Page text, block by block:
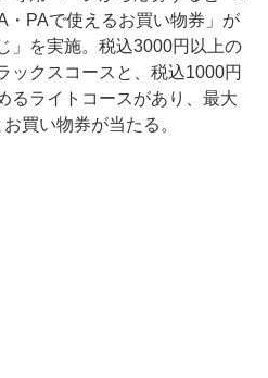
PAで使えるお買い物券」が
」を実施。税込3000円以上の
ックスコースと、税込1000円
るライトコースがあり、最大
買い物券が当たる。